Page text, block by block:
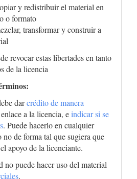
y redistribuir el material en
o formato
transformar y construir a
revocar estas libertades en tanto
de la licencia
darcrédito de manera
a la licencia, eindicar si se
. Puede hacerlo en cualquier
de forma tal que sugiera que
apoyo de la licenciante.
no puede hacer uso del material
.